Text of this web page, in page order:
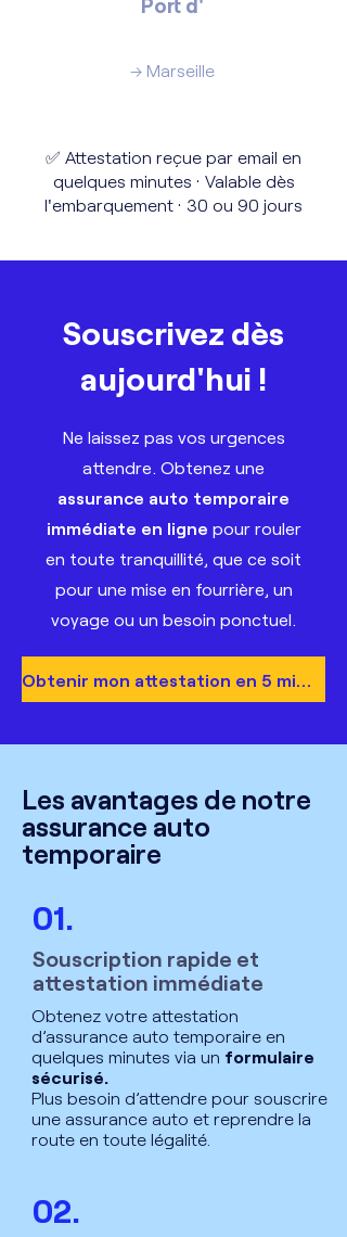
→ Marseille
✅ Attestation reçue par email en
quelques minutes · Valable dès
l'embarquement · 30 ou 90 jours
Souscrivez dès
aujourd'hui !
Ne laissez pas vos urgences
attendre. Obtenez une
assurance auto temporaire
immédiate en ligne pour rouler
en toute tranquillité, que ce soit
pour une mise en fourrière, un
voyage ou un besoin ponctuel.
Les avantages de notre
assurance auto
temporaire
01.
Souscription rapide et
attestation immédiate
Obtenez votre attestation
d’assurance auto temporaire en
quelques minutes via un formulaire
sécurisé.
Plus besoin d’attendre pour souscrire
une assurance auto et reprendre la
route en toute légalité.
02.